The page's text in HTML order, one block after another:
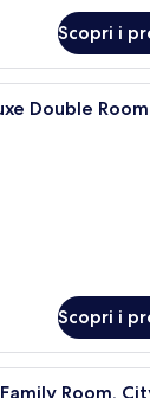
Scopri i
Un
Double
Scopri i
Una sala
Room,